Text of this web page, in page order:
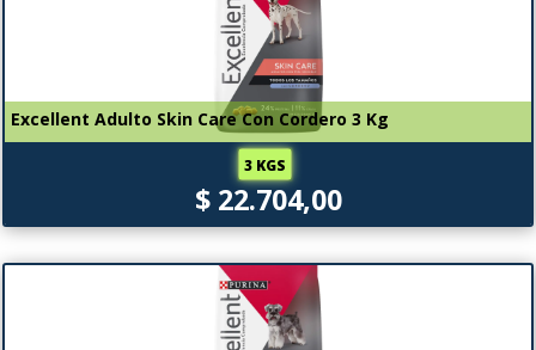
Excellent Adulto Skin Care Con Cordero 3 Kg
3 KGS
$ 22.704,00